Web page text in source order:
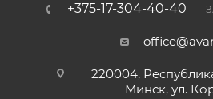
+375-17-304-40-40
220004,
Минск, ул.